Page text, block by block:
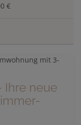
€
Ihre neue